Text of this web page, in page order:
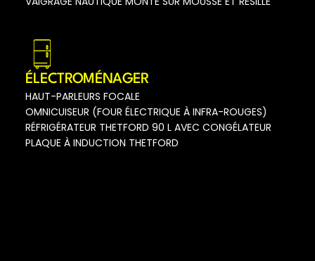
ÉLECTROMÉNAGER
HAUT-PARLEURS FOCALE
OMNICUISEUR (FOUR ÉLECTRIQUE À INFRA-ROUGES)
RÉFRIGÉRATEUR THETFORD 90 L AVEC CONGÉLATEUR
PLAQUE À INDUCTION THETFORD